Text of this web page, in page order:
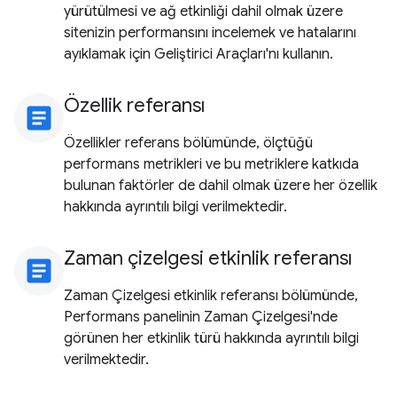
yürütülmesi ve ağ etkinliği dahil olmak üzere
sitenizin performansını incelemek ve hatalarını
ayıklamak için Geliştirici Araçları'nı kullanın.
article Özellik referansı
Özellikler referans bölümünde, ölçtüğü
performans metrikleri ve bu metriklere katkıda
bulunan faktörler de dahil olmak üzere her özellik
hakkında ayrıntılı bilgi verilmektedir.
article Zaman çizelgesi etkinlik referansı
Zaman Çizelgesi etkinlik referansı bölümünde,
Performans panelinin Zaman Çizelgesi'nde
görünen her etkinlik türü hakkında ayrıntılı bilgi
verilmektedir.